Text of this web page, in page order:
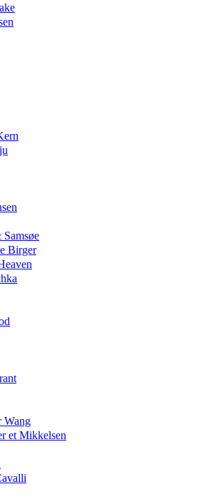
Samsøe
Birger
Wang
et Mikkelsen